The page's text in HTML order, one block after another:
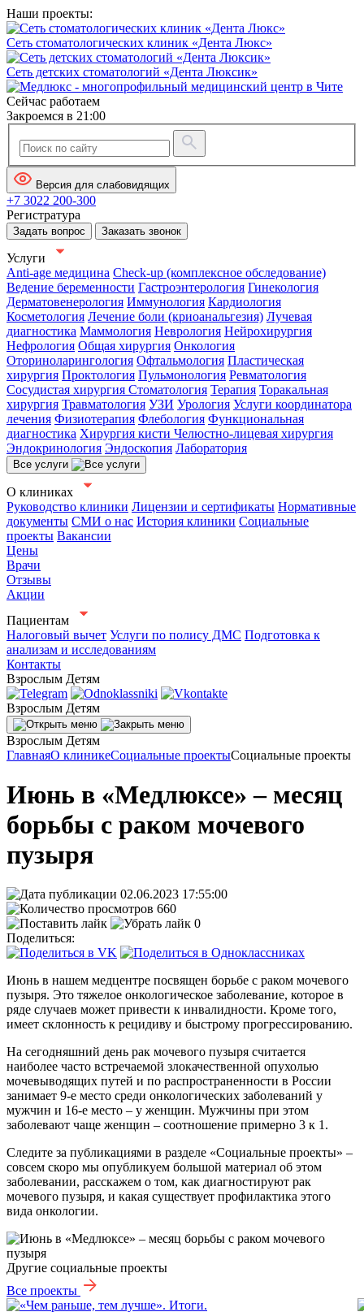
Наши проекты:
Сеть стоматологических клиник «Дента Люкс»
Сеть детских стоматологий «Дента Люксик»
Сейчас работаем
Закроемся в 21:00
Версия для слабовидящих
+7 3022 200-300
Регистратура
Задать вопрос Заказать звонок
Услуги
Anti-age медицина Check-up (комплексное обследование)
Ведение беременности Гастроэнтерология Гинекология
Дерматовенерология Иммунология Кардиология
Косметология Лечение боли (криоанальгезия) Лучевая
диагностика Маммология Неврология Нейрохирургия
Нефрология Общая хирургия Онкология
Оториноларингология Офтальмология Пластическая
хирургия Проктология Пульмонология Ревматология
Сосудистая хирургия Стоматология Терапия Торакальная
хирургия Травматология УЗИ Урология Услуги координатора
лечения Физиотерапия Флебология Функциональная
диагностика Хирургия кисти Челюстно-лицевая хирургия
Эндокринология Эндоскопия Лаборатория
Все услуги
О клиниках
Руководство клиники Лицензии и сертификаты Нормативные
документы СМИ о нас История клиники Социальные
проекты Вакансии
Цены
Врачи
Отзывы
Акции
Пациентам
Налоговый вычет Услуги по полису ДМС Подготовка к
анализам и исследованиям
Контакты
Взрослым Детям
Взрослым Детям
Взрослым Детям
ГлавнаяО клиникеСоциальные проектыСоциальные проекты
Июнь в «Медлюксе» – месяц
борьбы с раком мочевого
пузыря
02.06.2023 17:55:00
660
0
Поделиться:
Июнь в нашем медцентре посвящен борьбе с раком мочевого
пузыря. Это тяжелое онкологическое заболевание, которое в
ряде случаев может привести к инвалидности. Кроме того,
имеет склонность к рецидиву и быстрому прогрессированию.
На сегодняшний день рак мочевого пузыря считается
наиболее часто встречаемой злокачественной опухолью
мочевыводящих путей и по распространенности в России
занимает 9-е место среди онкологических заболеваний у
мужчин и 16-е место – у женщин. Мужчины при этом
заболевают чаще женщин – соотношение примерно 3 к 1.
Следите за публикациями в разделе «Социальные проекты» –
совсем скоро мы опубликуем большой материал об этом
заболевании, расскажем о том, как диагностируют рак
мочевого пузыря, и какая существует профилактика этого
вида онкологии.
Другие социальные проекты
Все проекты